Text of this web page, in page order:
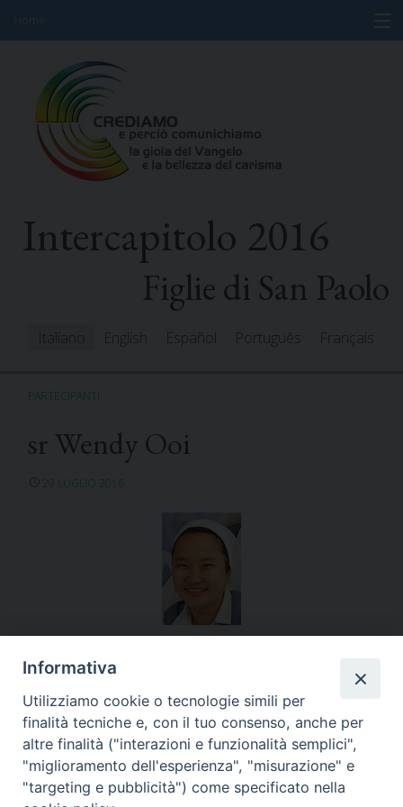
content
Informazioni
Programma
Partecipanti
Risorse
Intercapitolo 2016
Figlie di San Paolo
Italiano English Español Português Français
PARTECIPANTI
sr Wendy Ooi
29 LUGLIO 2016
Singapore
«Se mi dedico alla
diffusione delle Scritture
sr Beatrice Pedrolli
Informativa
Utilizziamo cookie o tecnologie simili per
finalità tecniche e, con il tuo consenso, anche per
altre finalità ("interazioni e funzionalità semplici",
"miglioramento dell'esperienza", "misurazione" e
"targeting e pubblicità") come specificato nella